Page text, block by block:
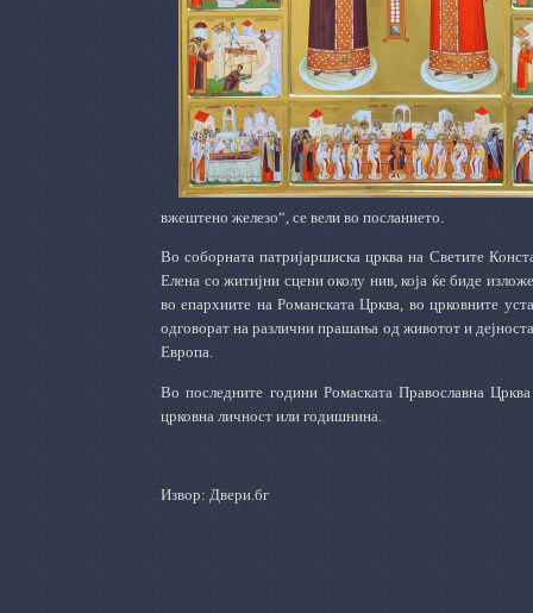
вжештено железо“, се вели во посланието.
Во соборната патријаршиска црква на Светите
Елена со житијни сцени околу нив, која ќе биде
во епархиите на Романската Црква, во црковните
одговорат на различни прашања од животот и
Европа.
Во последните години Ромаската Православна
црковна личност или годишнина.
Извор: Двери.бг